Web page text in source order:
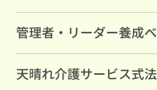
天晴れ介護サービスを知
社内大学カリキュラム案
すべて
管理者・リーダー養成
すべて
天晴れ介護サービス式